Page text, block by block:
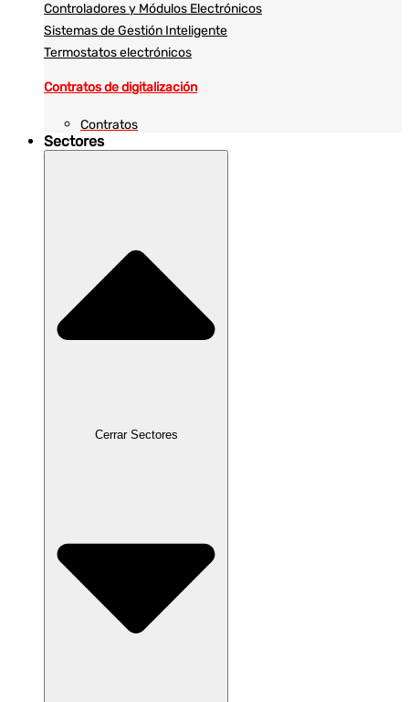
Controladores y Módulos Electrónicos
Sistemas de Gestión Inteligente
Termostatos electrónicos
Contratos de digitalización
Contratos
Sectores
Cerrar Sectores